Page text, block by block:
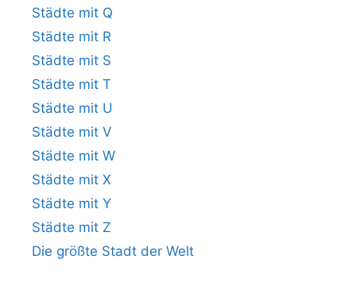
Städte mit Q
Städte mit R
Städte mit S
Städte mit T
Städte mit U
Städte mit V
Städte mit W
Städte mit X
Städte mit Y
Städte mit Z
Die größte Stadt der Welt